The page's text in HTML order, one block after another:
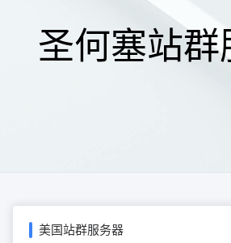
圣何塞站
美国站群服务器